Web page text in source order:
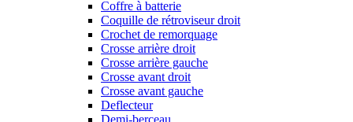
Coffre à batterie
Coquille de rétroviseur droit
Crochet de remorquage
Crosse arrière droit
Crosse arrière gauche
Crosse avant droit
Crosse avant gauche
Deflecteur
Demi-berceau